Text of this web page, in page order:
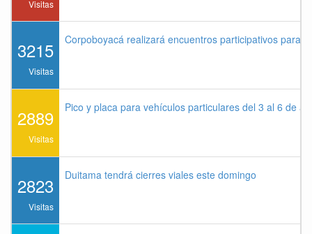
Visitas
3215
Visitas
Corpoboyacá realizará encuentros participativos para
2889
Visitas
Pico y placa para vehículos particulares del 3 al 6 de
2823
Visitas
Duitama tendrá cierres viales este domingo